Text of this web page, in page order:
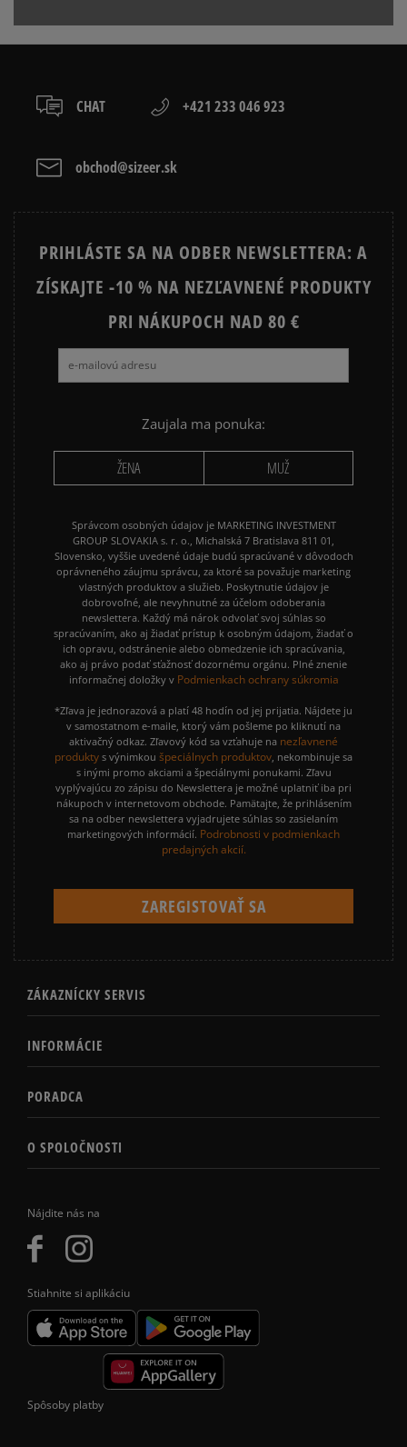
CHAT +421 233 046 923
obchod@sizeer.sk
Nájdite nás na
Stiahnite si aplikáciu
PRIHLÁSTE SA NA ODBER NEWSLETTERA: A
ZÍSKAJTE -10 % NA NEZĽAVNENÉ PRODUKTY
PRI NÁKUPOCH NAD 80 €
Zaujala ma ponuka:
ŽENA MUŽ
Správcom osobných údajov je MARKETING INVESTMENT
GROUP SLOVAKIA s. r. o., Michalská 7 Bratislava 811 01,
Slovensko, vyššie uvedené údaje budú spracúvané v dôvodoch
oprávneného záujmu správcu, za ktoré sa považuje marketing
vlastných produktov a služieb. Poskytnutie údajov je
dobrovoľné, ale nevyhnutné za účelom odoberania
newslettera. Každý má nárok odvolať svoj súhlas so
spracúvaním, ako aj žiadať prístup k osobným údajom, žiadať o
ich opravu, odstránenie alebo obmedzenie ich spracúvania,
ako aj právo podať sťažnosť dozornému orgánu. Plné znenie
informačnej doložky v Podmienkach ochrany súkromia
*Zľava je jednorazová a platí 48 hodín od jej prijatia. Nájdete ju
v samostatnom e-maile, ktorý vám pošleme po kliknutí na
aktivačný odkaz. Zľavový kód sa vzťahuje na nezľavnené
produkty s výnimkou špeciálnych produktov , nekombinuje sa
s inými promo akciami a špeciálnymi ponukami. Zľavu
vyplývajúcu zo zápisu do Newslettera je možné uplatniť iba pri
nákupoch v internetovom obchode. Pamätajte, že prihlásením
sa na odber newslettera vyjadrujete súhlas so zasielaním
marketingových informácií. Podrobnosti v podmienkach
predajných akcií.
ZÁKAZNÍCKY SERVIS
INFORMÁCIE
PORADCA
O SPOLOČNOSTI
Spôsoby platby